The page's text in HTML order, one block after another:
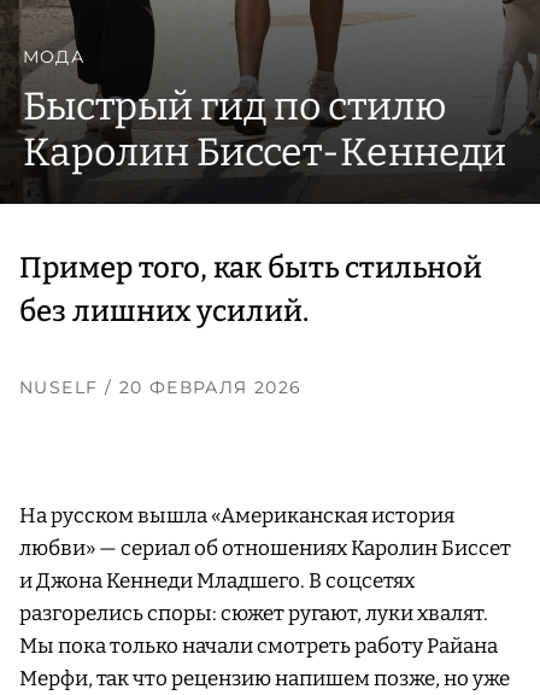
МОДА
Быстрый гид по стилю
Каролин Биссет-Кеннеди
Пример того, как быть стильной
без лишних усилий.
NUSELF / 20 ФЕВРАЛЯ 2026
На русском вышла «Американская история
любви» — сериал об отношениях Каролин Биссет
и Джона Кеннеди Младшего. В соцсетях
разгорелись споры: сюжет ругают, луки хвалят.
Мы пока только начали смотреть работу Райана
Мерфи, так что рецензию напишем позже, но уже